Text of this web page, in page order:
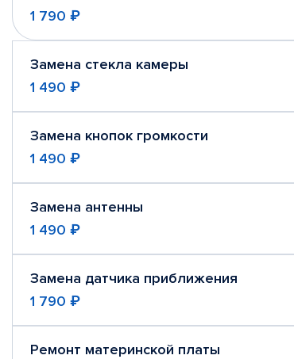
1 790 ₽
Замена стекла камеры
1 490 ₽
Замена кнопок громкости
1 490 ₽
Замена антенны
1 490 ₽
Замена датчика приближения
1 790 ₽
Ремонт материнской платы